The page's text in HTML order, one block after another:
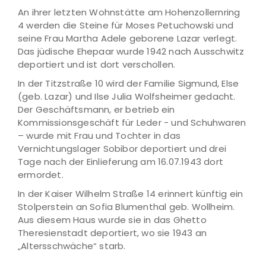
An ihrer letzten Wohnstätte am Hohenzollernring
4 werden die Steine für Moses Petuchowski und
seine Frau Martha Adele geborene Lazar verlegt.
Das jüdische Ehepaar wurde 1942 nach Ausschwitz
deportiert und ist dort verschollen.
In der Titzstraße 10 wird der Familie Sigmund, Else
(geb. Lazar) und Ilse Julia Wolfsheimer gedacht.
Der Geschäftsmann, er betrieb ein
Kommissionsgeschäft für Leder - und Schuhwaren
– wurde mit Frau und Tochter in das
Vernichtungslager Sobibor deportiert und drei
Tage nach der Einlieferung am 16.07.1943 dort
ermordet.
In der Kaiser Wilhelm Straße 14 erinnert künftig ein
Stolperstein an Sofia Blumenthal geb. Wollheim.
Aus diesem Haus wurde sie in das Ghetto
Theresienstadt deportiert, wo sie 1943 an
„Altersschwäche“ starb.